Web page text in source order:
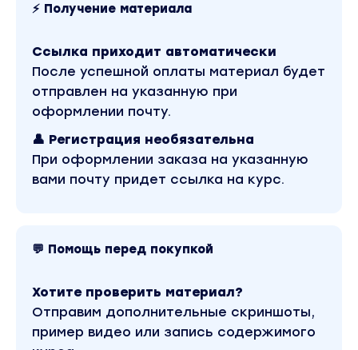
⚡ Получение материала
Ссылка приходит автоматически
После успешной оплаты материал будет
отправлен на указанную при
оформлении почту.
👤 Регистрация необязательна
При оформлении заказа на указанную
вами почту придет ссылка на курс.
💬 Помощь перед покупкой
Хотите проверить материал?
Отправим дополнительные скриншоты,
пример видео или запись содержимого